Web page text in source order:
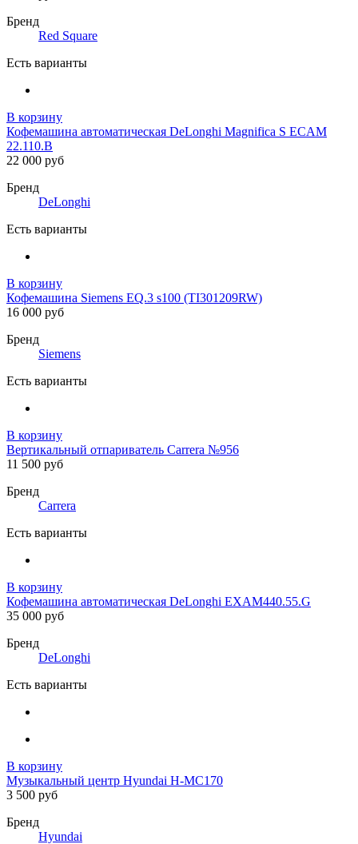
Бренд
Red Square
Есть варианты
В корзину
Кофемашина автоматическая DeLonghi Magnifica S ECAM
22.110.B
22 000 руб
Бренд
DeLonghi
Есть варианты
В корзину
Кофемашина Siemens EQ.3 s100 (TI301209RW)
16 000 руб
Бренд
Siemens
Есть варианты
В корзину
Вертикальный отпариватель Carrera №956
11 500 руб
Бренд
Carrera
Есть варианты
В корзину
Кофемашина автоматическая DeLonghi EXAM440.55.G
35 000 руб
Бренд
DeLonghi
Есть варианты
В корзину
Музыкальный центр Hyundai H-MC170
3 500 руб
Бренд
Hyundai